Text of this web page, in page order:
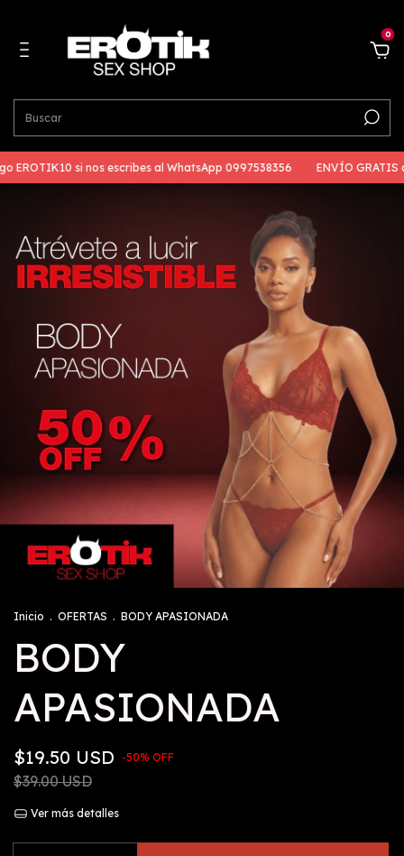
0
si nos escribes al WhatsApp 0997538356 ENVÍO GRATIS
Inicio . OFERTAS . BODY APASIONADA
BODY
APASIONADA
$19.50 USD -50% OFF
$39.00 USD
Ver más detalles